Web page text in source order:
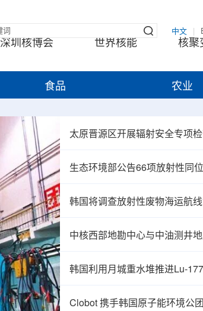
中文
深圳核博会 世界核能 核聚
食品 农业
太原晋源区开展辐射安全专项
韩国将调查放射性废物海运航
中核西部地勘中心与中油测井
韩国利用月城重水堆推进Lu-